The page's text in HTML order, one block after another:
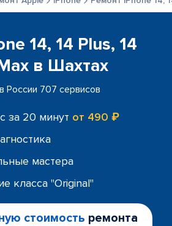
14, 14 Plus, 14
в Шахтах
России 707 сервисов
за 20 минут от 490 ₽
мастера
класса "Original"
стоимость ремонта